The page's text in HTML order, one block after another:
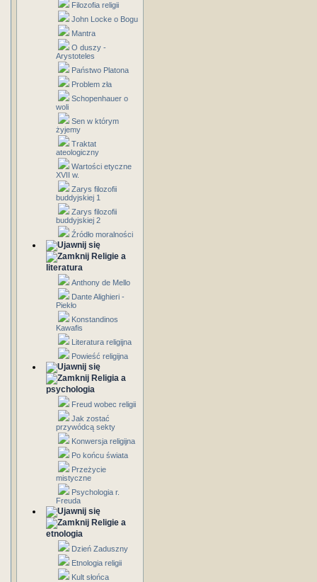
Filozofia religii
John Locke o Bogu
Mantra
O duszy -
Arystoteles
Państwo Platona
Problem zła
Schopenhauer o
woli
Sen w którym
żyjemy
Traktat
ateologiczny
Wartości etyczne
XVII w.
Zarys filozofii
buddyjskiej 1
Zarys filozofii
buddyjskiej 2
Źródło moralności
Religie a
literatura
Anthony de Mello
Dante Alighieri -
Piekło
Konstandinos
Kawafis
Literatura religijna
Powieść religijna
Religia a
psychologia
Freud wobec religii
Jak zostać
przywódcą sekty
Konwersja religijna
Po końcu świata
Przeżycie
mistyczne
Psychologia r.
Freuda
Religie a
etnologia
Dzień Zaduszny
Etnologia religii
Kult słońca